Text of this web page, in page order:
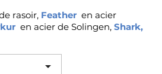
rasoir, Feather en acier
en acier de Solingen, Shark,
